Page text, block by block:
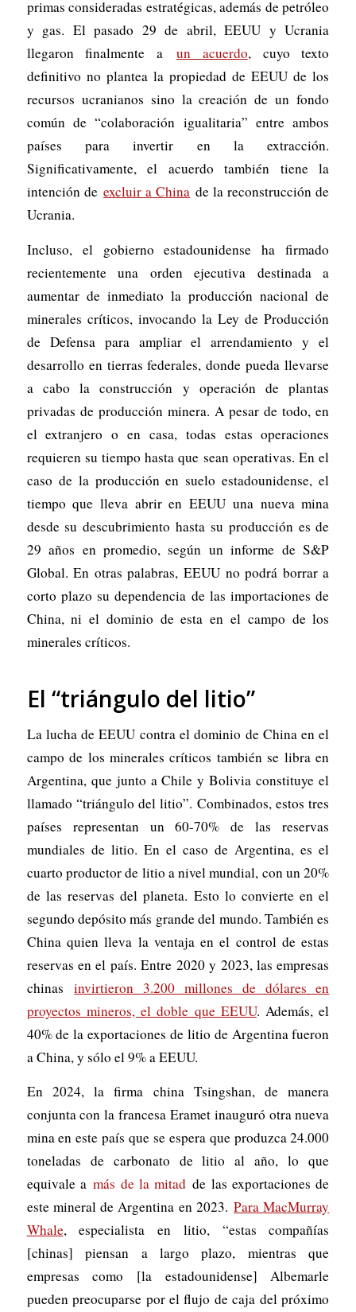
primas consideradas estratégicas, además de petróleo
y gas. El pasado 29 de abril, EEUU y Ucrania
llegaron finalmente a un acuerdo, cuyo texto
definitivo no plantea la propiedad de EEUU de los
recursos ucranianos sino la creación de un fondo
común de “colaboración igualitaria” entre ambos
países para invertir en la extracción.
Significativamente, el acuerdo también tiene la
intención de excluir a China de la reconstrucción de
Ucrania.
Incluso, el gobierno estadounidense ha firmado
recientemente una orden ejecutiva destinada a
aumentar de inmediato la producción nacional de
minerales críticos, invocando la Ley de Producción
de Defensa para ampliar el arrendamiento y el
desarrollo en tierras federales, donde pueda llevarse
a cabo la construcción y operación de plantas
privadas de producción minera. A pesar de todo, en
el extranjero o en casa, todas estas operaciones
requieren su tiempo hasta que sean operativas. En el
caso de la producción en suelo estadounidense, el
tiempo que lleva abrir en EEUU una nueva mina
desde su descubrimiento hasta su producción es de
29 años en promedio, según un informe de S&P
Global. En otras palabras, EEUU no podrá borrar a
corto plazo su dependencia de las importaciones de
China, ni el dominio de esta en el campo de los
minerales críticos.
El “triángulo del litio”
La lucha de EEUU contra el dominio de China en el
campo de los minerales críticos también se libra en
Argentina, que junto a Chile y Bolivia constituye el
llamado “triángulo del litio”. Combinados, estos tres
países representan un 60-70% de las reservas
mundiales de litio. En el caso de Argentina, es el
cuarto productor de litio a nivel mundial, con un 20%
de las reservas del planeta. Esto lo convierte en el
segundo depósito más grande del mundo. También es
China quien lleva la ventaja en el control de estas
reservas en el país. Entre 2020 y 2023, las empresas
chinasinvirtieron 3.200 millones de dólares en
proyectos mineros, el doble que EEUU. Además, el
40% de la exportaciones de litio de Argentina fueron
a China, y sólo el 9% a EEUU.
En 2024, la firma china Tsingshan, de manera
conjunta con la francesa Eramet inauguró otra nueva
mina en este país que se espera que produzca 24.000
toneladas de carbonato de litio al año, lo que
equivale amás de la mitad de las exportaciones de
este mineral de Argentina en 2023.Para MacMurray
Whale, especialista en litio, “estas compañías
[chinas] piensan a largo plazo, mientras que
empresas como [la estadounidense] Albemarle
pueden preocuparse por el flujo de caja del próximo